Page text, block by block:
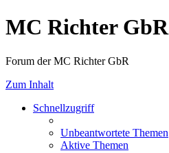
MC Richter GbR
Forum der MC Richter GbR
Zum Inhalt
Schnellzugriff
Unbeantwortete Themen
Aktive Themen